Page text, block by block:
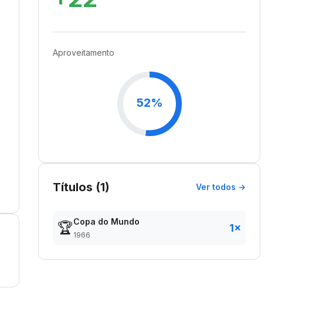
Aproveitamento
52%
Títulos (1) Ver todos →
🏆Copa do Mundo
1966
1×